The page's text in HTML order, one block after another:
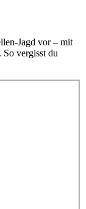
Jagd vor – mit
. So vergisst du